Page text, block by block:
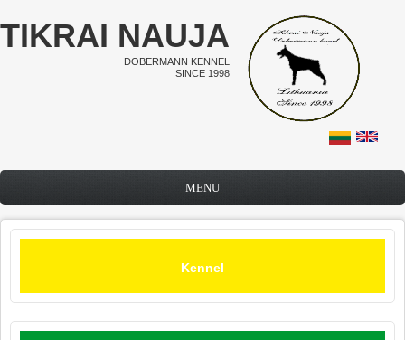
Skip to main content
TIKRAI NAUJA
DOBERMANN KENNEL
SINCE 1998
MENU
Kennel